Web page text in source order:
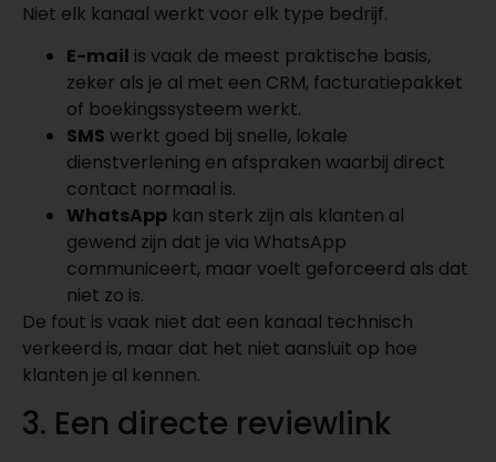
Niet elk kanaal werkt voor elk type bedrijf.
E-mail is vaak de meest praktische basis,
zeker als je al met een CRM, facturatiepakket
of boekingssysteem werkt.
SMS werkt goed bij snelle, lokale
dienstverlening en afspraken waarbij direct
contact normaal is.
WhatsApp kan sterk zijn als klanten al
gewend zijn dat je via WhatsApp
communiceert, maar voelt geforceerd als dat
niet zo is.
De fout is vaak niet dat een kanaal technisch
verkeerd is, maar dat het niet aansluit op hoe
klanten je al kennen.
3. Een directe reviewlink